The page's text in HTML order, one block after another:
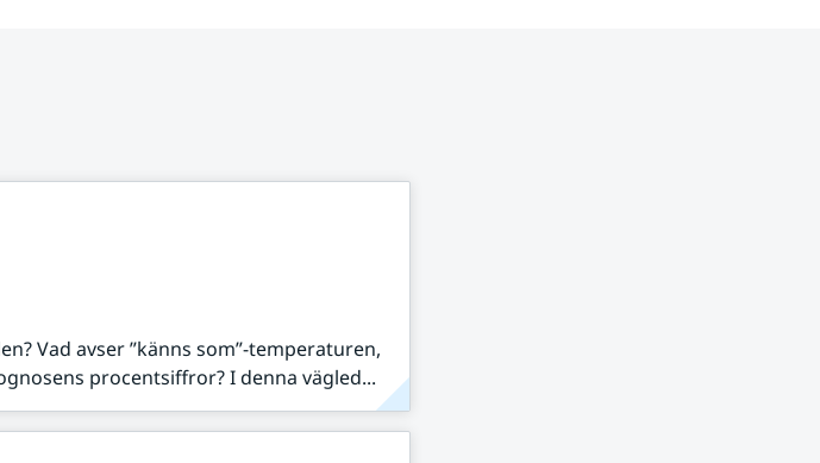
Vad avser ”känns som”-temperaturen,
procentsiffror? I denna vägled...